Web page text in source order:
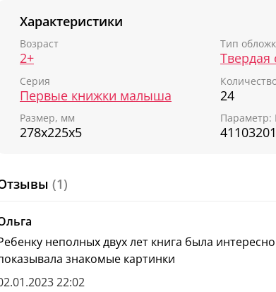
показать в комнате предметы такого же
В конце«Большой книги. Цвета»ждет
узнает, как, смешивая краски, можно
новые оттенки цвета.
Характеристики
Возраст
2+
Тип
Твердая
Серия
Первые книжки малыша 24
Размер, мм
278х225х5
Параметр:
(1)
неполных двух лет книга была
знакомые картинки
22:02